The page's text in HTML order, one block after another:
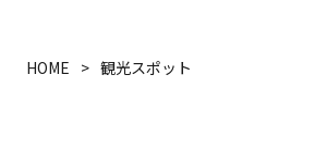
HOME 観光スポット